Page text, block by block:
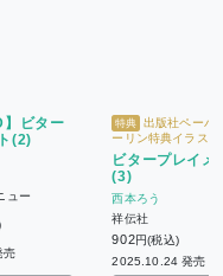
】ビター
(2)
ュー
売
特典 出版社ペーパ
ーリン特典イラスト
イド
ビタープレイメ
(3)
西本ろう
祥伝社
902円(税込)
2025.10.24 発売